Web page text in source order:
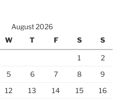
August 2026
W T F S S
1
2
5 6 7 8
9
12 13 14 15
16